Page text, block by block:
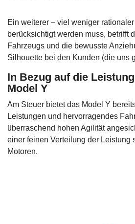
Ein weiterer – viel weniger
berücksichtigt werden muss, betrifft
Fahrzeugs und die bewusste
Silhouette bei den Kunden (die uns
In Bezug auf die
Model Y
Am Steuer bietet das Model Y
Leistungen und hervorragendes
überraschend hohen Agilität
einer feinen Verteilung der Leistung
Motoren.